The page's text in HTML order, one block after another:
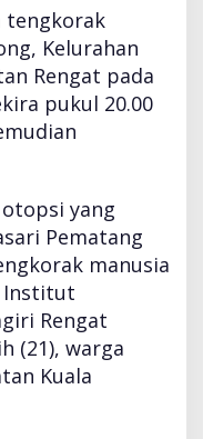
tengkorak
Kelurahan
Rengat pada
pukul 20.00
yang
Pematang
manusia
Institut
Rengat
(21), warga
Kuala